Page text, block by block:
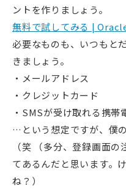
ントを作りましょう。
無料で試してみる |
必要なものも、いつもと
きましょう。
メールアドレス
クレジットカード
SMSが受け取れる携帯
…という想定ですが、僕
（笑 （多分、登録画面
てあるんだと思います。
ね？）